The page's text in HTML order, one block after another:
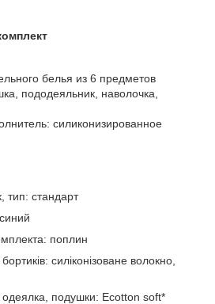
белья из 6 предметов
пододеяльник, наволочка,
силиконизированное
тип: стандарт
поплин
силіконізоване волокно,
подушки: Ecotton soft*